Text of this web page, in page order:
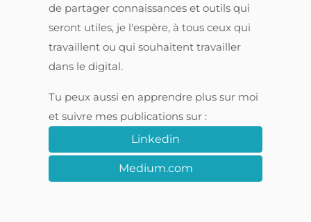
de partager connaissances et outils qui
seront utiles, je l'espère, à tous ceux qui
travaillent ou qui souhaitent travailler
dans le digital.
Tu peux aussi en apprendre plus sur moi
et suivre mes publications sur :
Linkedin
Medium.com